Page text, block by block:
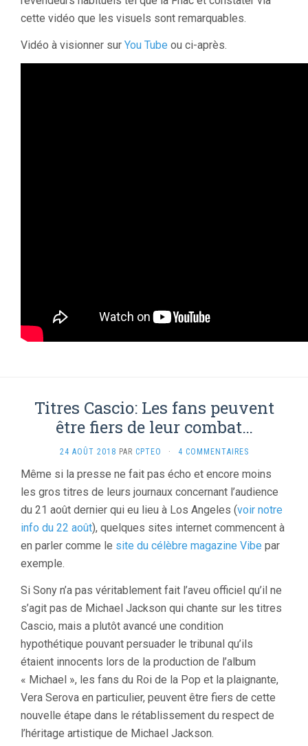
cette vidéo que les visuels sont remarquables.
Vidéo à visionner sur You Tube ou ci-après.
Titres Cascio: Les fans peuvent
être fiers de leur combat…
24 AOÛT 2018 PAR CPTEO · 4 COMMENTAIRES
Même si la presse ne fait pas écho et encore moins
les gros titres de leurs journaux concernant l’audience
du 21 août dernier qui eu lieu à Los Angeles (voir notre
info du 22 août), quelques sites internet commencent à
en parler comme le site du célèbre magazine Vibe par
exemple.
Si Sony n’a pas véritablement fait l’aveu officiel qu’il ne
s’agit pas de Michael Jackson qui chante sur les titres
Cascio, mais a plutôt avancé une condition
hypothétique pouvant persuader le tribunal qu’ils
étaient innocents lors de la production de l’album
« Michael », les fans du Roi de la Pop et la plaignante,
Vera Serova en particulier, peuvent être fiers de cette
nouvelle étape dans le rétablissement du respect de
l’héritage artistique de Michael Jackson.